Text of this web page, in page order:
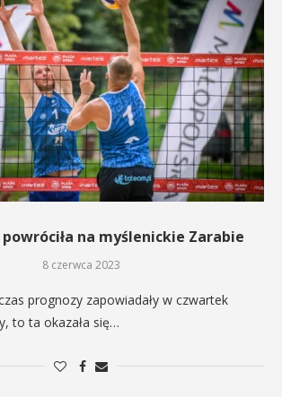
powróciła na myślenickie Zarabie
8 czerwca 2023
prognozy zapowiadały w czwartek
to ta okazała się…